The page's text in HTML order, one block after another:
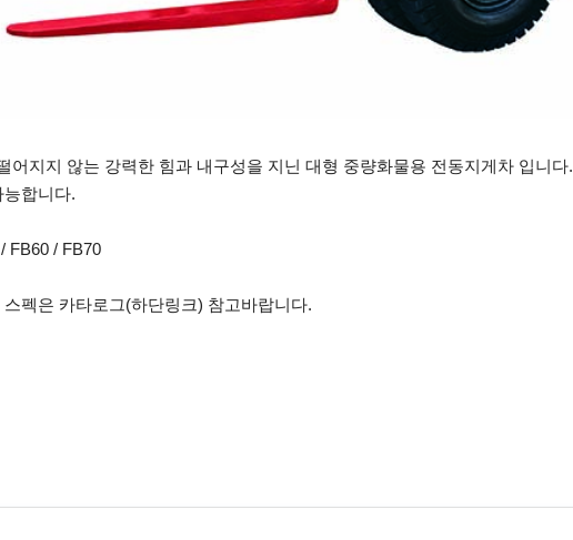
어지지 않는 강력한 힘과 내구성을 지닌 대형 중량화물용 전동지게차 입니다.
합니다.
FB60 / FB70
펙은 카타로그(하단링크) 참고바랍니다.